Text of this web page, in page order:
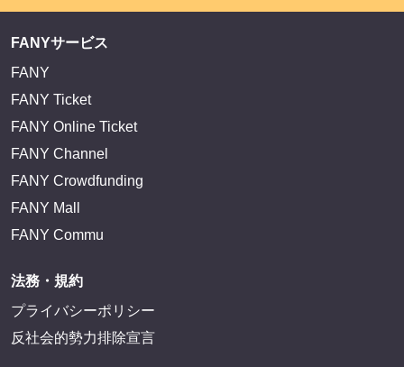
FANYサービス
FANY
FANY Ticket
FANY Online Ticket
FANY Channel
FANY Crowdfunding
FANY Mall
FANY Commu
法務・規約
プライバシーポリシー
反社会的勢力排除宣言